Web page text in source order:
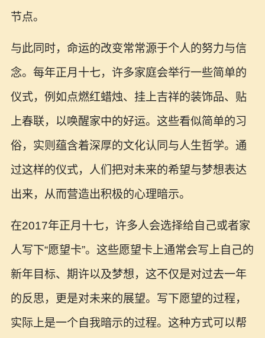
节点。
与此同时，命运的改变常常源于个人的努力与信
念。每年正月十七，许多家庭会举行一些简单的
仪式，例如点燃红蜡烛、挂上吉祥的装饰品、贴
上春联，以唤醒家中的好运。这些看似简单的习
俗，实则蕴含着深厚的文化认同与人生哲学。通
过这样的仪式，人们把对未来的希望与梦想表达
出来，从而营造出积极的心理暗示。
在2017年正月十七，许多人会选择给自己或者家
人写下“愿望卡”。这些愿望卡上通常会写上自己的
新年目标、期许以及梦想，这不仅是对过去一年
的反思，更是对未来的展望。写下愿望的过程，
实际上是一个自我暗示的过程。这种方式可以帮